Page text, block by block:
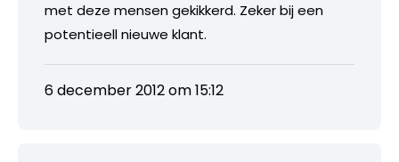
met deze mensen gekikkerd. Zeker bij een
potentieell nieuwe klant.
6 december 2012 om 15:12